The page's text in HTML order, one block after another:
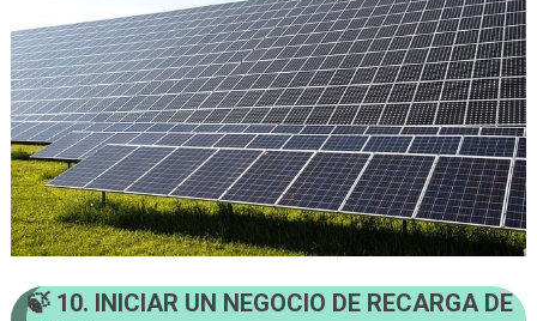
10. INICIAR UN NEGOCIO DE RECARGA DE